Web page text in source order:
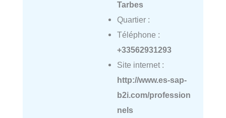
Tarbes
Quartier :
Téléphone :
+33562931293
Site internet :
http://www.es-sap-
b2i.com/profession
nels